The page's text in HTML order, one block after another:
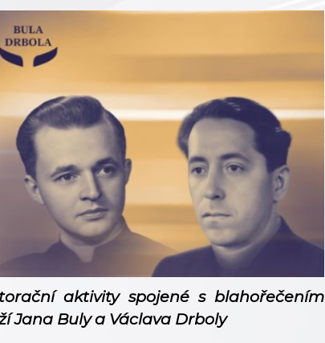
aktivity spojené s blahořečením
Jana Buly a Václava Drboly